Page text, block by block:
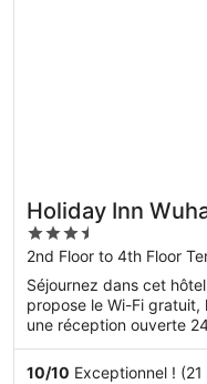
Holiday Inn
3.5
out
of
5
2nd Floor to 4th Floor
Séjournez dans cet
propose le Wi-Fi
une réception ouverte
10/10 Exceptionnel ! (21